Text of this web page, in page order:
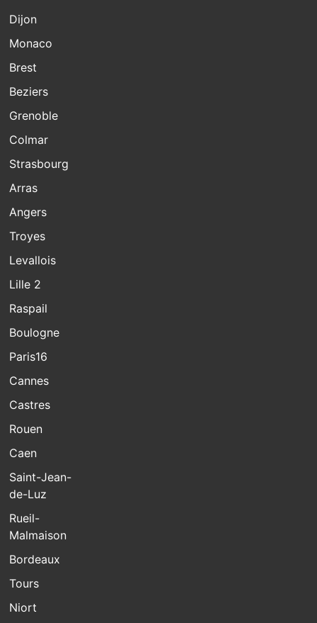
Dijon
Monaco
Brest
Beziers
Grenoble
Colmar
Strasbourg
Arras
Angers
Troyes
Levallois
Lille 2
Raspail
Boulogne
Paris16
Cannes
Castres
Rouen
Caen
Saint-Jean-
de-Luz
Rueil-
Malmaison
Bordeaux
Tours
Niort